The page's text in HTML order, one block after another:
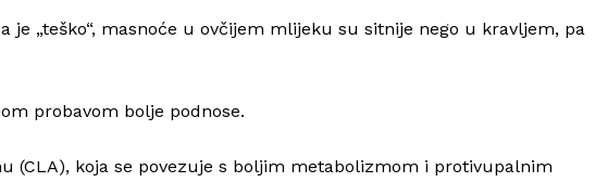
je „teško“, masnoće u ovčijem mlijeku su sitnije nego u kravljem, pa
probavom bolje podnose.
(CLA), koja se povezuje s boljim metabolizmom i protivupalnim